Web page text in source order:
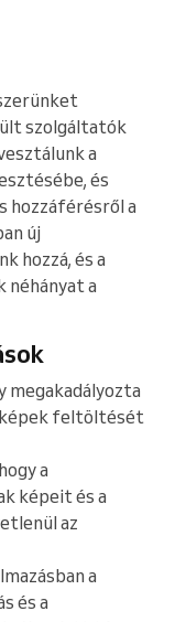
rétegeinek
magasabb
elrendezését
szolgáltatók
a
és
hozzáférésről a
új
hozzá, és a
a
megakadályozta
képek feltöltését
a
képeit és a
az
a
és a